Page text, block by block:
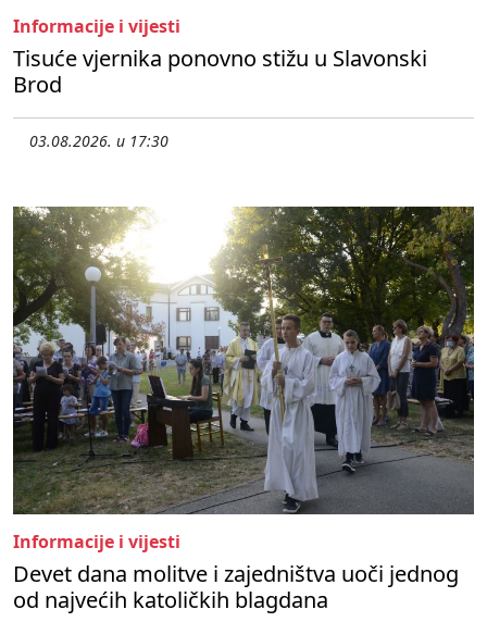
Informacije i vijesti
Tisuće vjernika ponovno stižu u Slavonski
Brod
03.08.2026. u 17:30
Informacije i vijesti
Devet dana molitve i zajedništva uoči jednog
od najvećih katoličkih blagdana